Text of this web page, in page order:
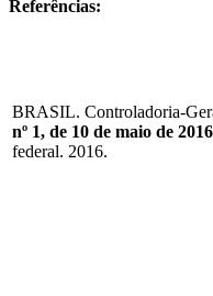
Referências:
BRASIL. Controladoria-
nº 1, de 10 de maio de 2016
federal. 2016.